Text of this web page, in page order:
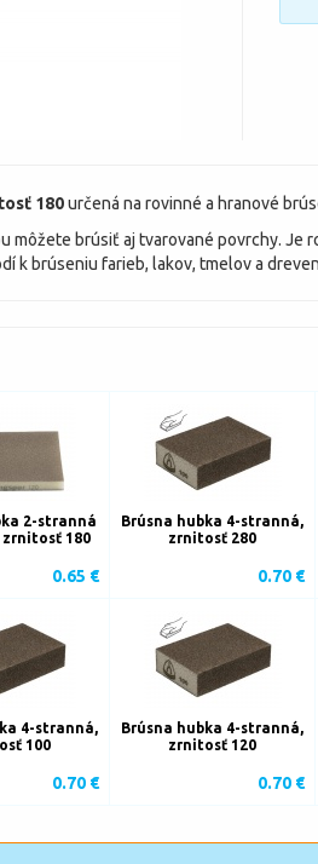
180určená na rovinné a hranové
môžete brúsiť aj tvarované povrchy.
k brúseniu farieb, lakov, tmelov a
2-stranná
zrnitosť 180
0.65 €
Brúsna hubka 4-stranná,
zrnitosť 280
0.70 €
4-stranná,
100
0.70 €
Brúsna hubka 4-stranná,
zrnitosť 120
0.70 €